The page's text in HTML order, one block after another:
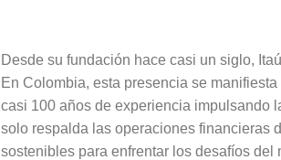
Desde su fundación hace casi un siglo,
En Colombia, esta presencia se
casi 100 años de experiencia impulsando
solo respalda las operaciones financieras
sostenibles para enfrentar los desafíos del